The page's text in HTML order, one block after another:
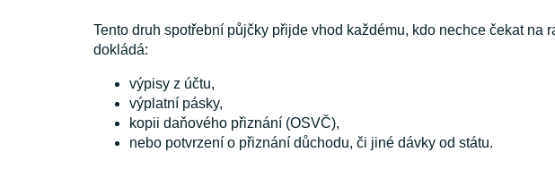
Tento druh spotřební půjčky přijde vhod každému, kdo nechce čekat
dokládá:
výpisy z účtu,
výplatní pásky,
kopii daňového přiznání (OSVČ),
nebo potvrzení o přiznání důchodu, či jiné dávky od státu.